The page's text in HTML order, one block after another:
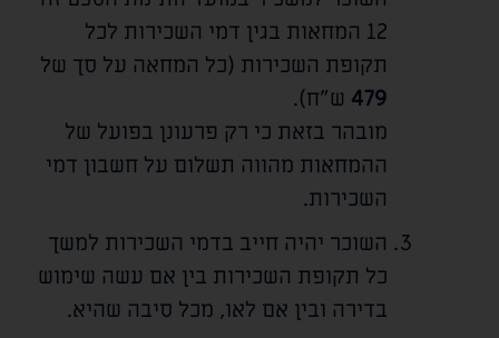
12 המחאות בגין דמי השכירות לכל
תקופת השכירות (כל המחאה על סך של
479 ש"ח).
מובהר בזאת כי רק פרעונן בפועל של
ההמחאות מהווה תשלום על חשבון דמי
השכירות.
השוכר יהיה חייב בדמי השכירות למשך
כל תקופת השכירות בין אם עשה שימוש
בדירה ובין אם לאו, מכל סיבה שהיא.